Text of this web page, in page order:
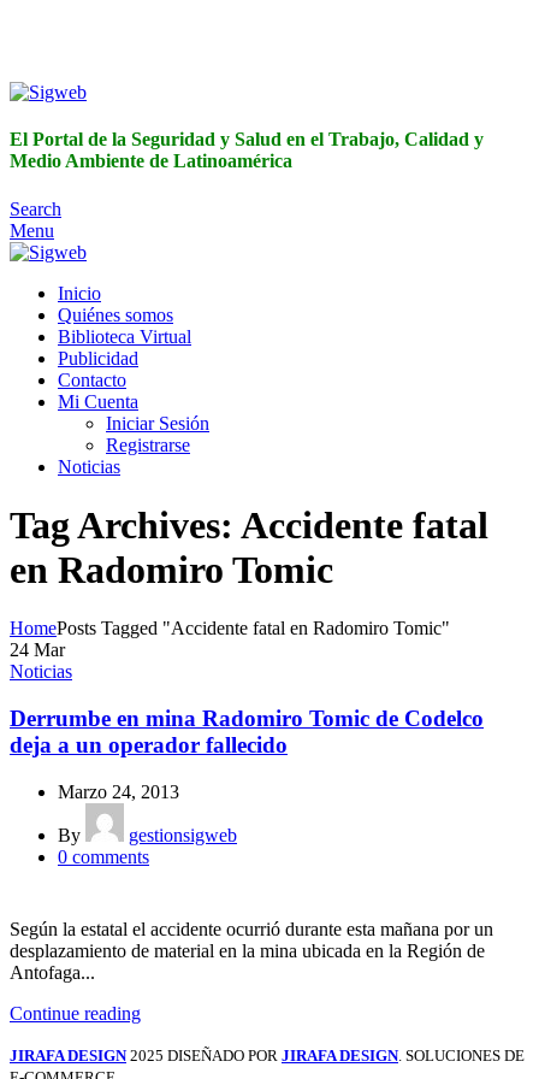
El Portal de la Seguridad y Salud en el Trabajo, Calidad y
Medio Ambiente de Latinoamérica
Search
Menu
Inicio
Quiénes somos
Biblioteca Virtual
Publicidad
Contacto
Mi Cuenta
Iniciar Sesión
Registrarse
Noticias
Tag Archives: Accidente fatal
en Radomiro Tomic
HomePosts Tagged "Accidente fatal en Radomiro Tomic"
24 Mar
Noticias
Derrumbe en mina Radomiro Tomic de Codelco
deja a un operador fallecido
Marzo 24, 2013
By
gestionsigweb
0 comments
Según la estatal el accidente ocurrió durante esta mañana por un
desplazamiento de material en la mina ubicada en la Región de
Antofaga...
Continue reading
JIRAFA DESIGN 2025 DISEÑADO POR JIRAFA DESIGN. SOLUCIONES DE